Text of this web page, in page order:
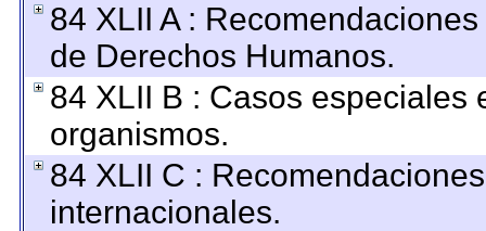
84 XLII A :
de Derechos Humanos.
84 XLII B : Casos especiales
organismos.
84 XLII C :
internacionales.